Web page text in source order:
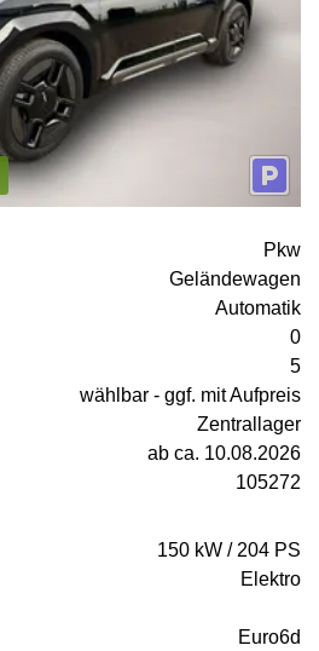
Pkw
Geländewagen
Automatik
0
5
wählbar - ggf. mit Aufpreis
Zentrallager
ab ca. 10.08.2026
105272
150 kW / 204 PS
Elektro
Euro6d